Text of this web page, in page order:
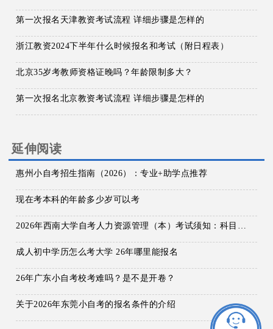
第一次报名天津教资考试流程 详细步骤是怎样的
浙江教资2024下半年什么时候报名和考试（附日程表）
北京35岁考教师资格证晚吗？年龄限制多大？
第一次报名北京教资考试流程 详细步骤是怎样的
延伸阅读
惠州小自考招生指南（2026）：专业+助学点推荐
现在考本科的年龄多少岁可以考
成人初中学历怎么考大学 26年哪里能报名
26年广东小自考校考难吗？是不是开卷？
关于2026年东莞小自考的报名条件的介绍